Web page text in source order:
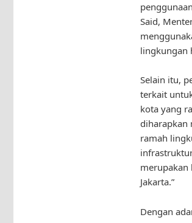
Said,
lingkungan
Selain itu,
terkait
kota yang
diharapkan
ramah
merupakan
Jakarta.”
Dengan